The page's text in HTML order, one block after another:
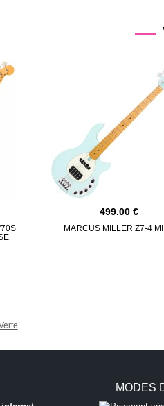
499.00
MARCUS MILLER Z7-4
MODES